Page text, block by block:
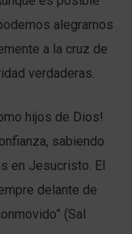
alegrarnos
a la cruz de
verdaderas.
hijos de Dios!
sabiendo
en Jesucristo. El
delante de
(Sal